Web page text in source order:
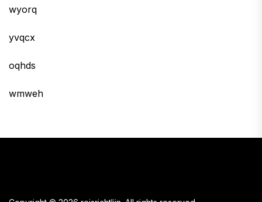
wyorq
yvqcx
oqhds
wmweh